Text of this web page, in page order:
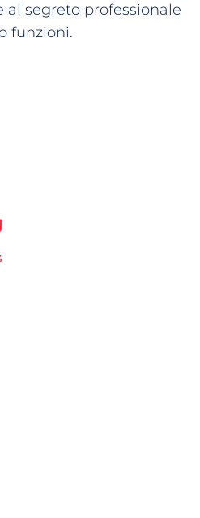
al segreto professionale
funzioni.